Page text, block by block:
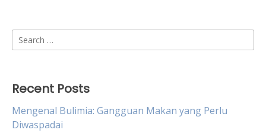
Search
for:
Recent Posts
Mengenal Bulimia: Gangguan Makan yang Perlu
Diwaspadai